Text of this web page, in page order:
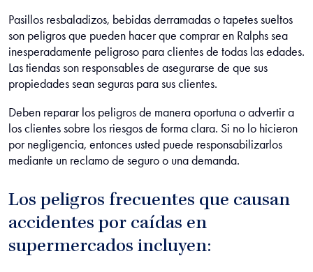
Pasillos resbaladizos, bebidas derramadas o tapetes sueltos
son peligros que pueden hacer que comprar en Ralphs sea
inesperadamente peligroso para clientes de todas las edades.
Las tiendas son responsables de asegurarse de que sus
propiedades sean seguras para sus clientes.
Deben reparar los peligros de manera oportuna o advertir a
los clientes sobre los riesgos de forma clara. Si no lo hicieron
por negligencia, entonces usted puede responsabilizarlos
mediante un reclamo de seguro o una demanda.
Los peligros frecuentes que causan
accidentes por caídas en
supermercados incluyen: